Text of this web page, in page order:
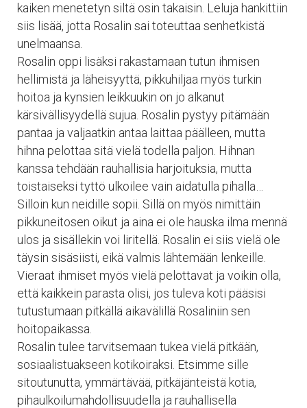
kaiken menetetyn siltä osin takaisin. Leluja hankittiin
siis lisää, jotta Rosalin sai toteuttaa senhetkistä
unelmaansa.
Rosalin oppi lisäksi rakastamaan tutun ihmisen
hellimistä ja läheisyyttä, pikkuhiljaa myös turkin
hoitoa ja kynsien leikkuukin on jo alkanut
kärsivällisyydellä sujua. Rosalin pystyy pitämään
pantaa ja valjaatkin antaa laittaa päälleen, mutta
hihna pelottaa sitä vielä todella paljon. Hihnan
kanssa tehdään rauhallisia harjoituksia, mutta
toistaiseksi tyttö ulkoilee vain aidatulla pihalla…
Silloin kun neidille sopii. Sillä on myös nimittäin
pikkuneitosen oikut ja aina ei ole hauska ilma mennä
ulos ja sisällekin voi liritellä. Rosalin ei siis vielä ole
täysin sisäsiisti, eikä valmis lähtemään lenkeille.
Vieraat ihmiset myös vielä pelottavat ja voikin olla,
että kaikkein parasta olisi, jos tuleva koti pääsisi
tutustumaan pitkällä aikavälillä Rosaliniin sen
hoitopaikassa.
Rosalin tulee tarvitsemaan tukea vielä pitkään,
sosiaalistuakseen kotikoiraksi. Etsimme sille
sitoutunutta, ymmärtävää, pitkäjänteistä kotia,
pihaulkoilumahdollisuudella ja rauhallisella